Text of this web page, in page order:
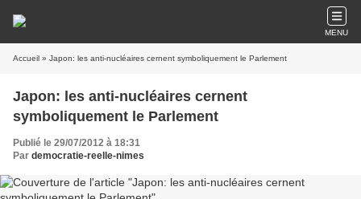
MENU
Accueil » Japon: les anti-nucléaires cernent symboliquement le Parlement
Japon: les anti-nucléaires cernent
symboliquement le Parlement
Publié le 29/07/2012 à 18:31
Par democratie-reelle-nimes